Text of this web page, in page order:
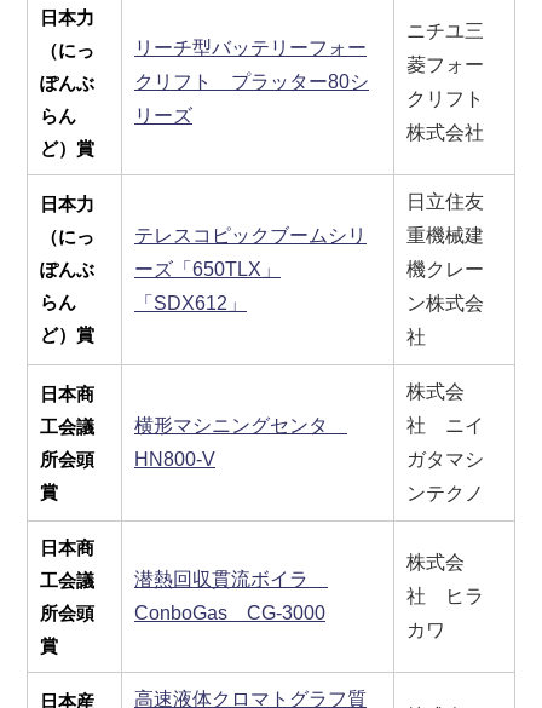
日本力
（にっ
ぽんぶ
らん
ど）賞
リーチ型バッテリーフォー
クリフト プラッター80シ
リーズ
ニチユ三
菱フォー
クリフト
株式会社
日本力
（にっ
ぽんぶ
らん
ど）賞
テレスコピックブームシリ
ーズ「650TLX」
「SDX612」
日立住友
重機械建
機クレー
ン株式会
社
日本商
工会議
所会頭
賞
横形マシニングセンタ
HN800-V
株式会
社 ニイ
ガタマシ
ンテクノ
日本商
工会議
所会頭
賞
潜熱回収貫流ボイラ
ConboGas CG-3000
株式会
社 ヒラ
カワ
日本産
高速液体クロマトグラフ質